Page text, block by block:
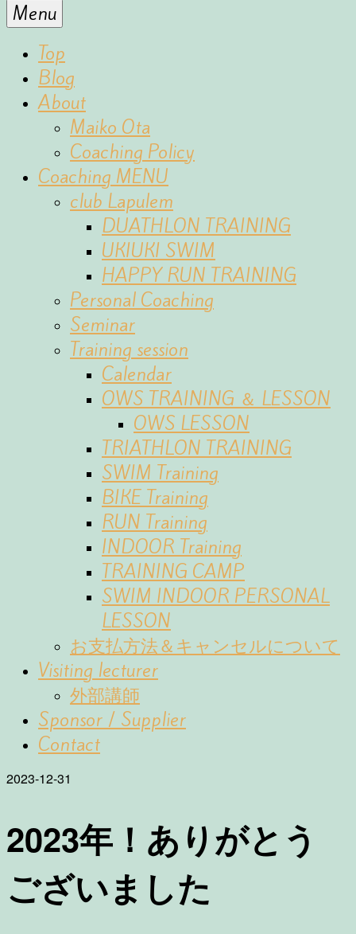
for
the
sports
Menu
Top
Blog
About
Maiko Ota
Coaching Policy
Coaching MENU
club Lapulem
DUATHLON TRAINING
UKIUKI SWIM
HAPPY RUN TRAINING
Personal Coaching
Seminar
Training session
Calendar
OWS TRAINING ＆ LESSON
OWS LESSON
TRIATHLON TRAINING
SWIM Training
BIKE Training
RUN Training
INDOOR Training
TRAINING CAMP
SWIM INDOOR PERSONAL
LESSON
お支払方法＆キャンセルについて
Visiting lecturer
外部講師
Sponsor / Supplier
Contact
2023-12-31
2023年！ありがとう
ございました